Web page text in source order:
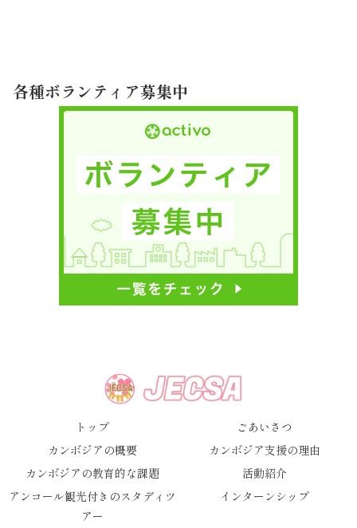
各種ボランティア募集中
トップ
ごあいさつ
カンボジアの概要
カンボジア支援の理由
カンボジアの教育的な課題
活動紹介
アンコール観光付きのスタディツ
アー
インターンシップ